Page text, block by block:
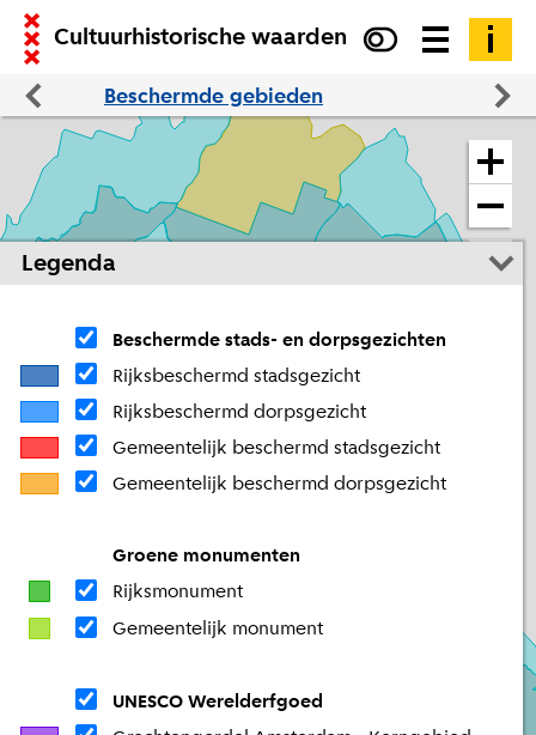
Cultuurhistorische waarden
Beschermde gebieden
Cultuurhistorische verkenningen
Schuifpaneel